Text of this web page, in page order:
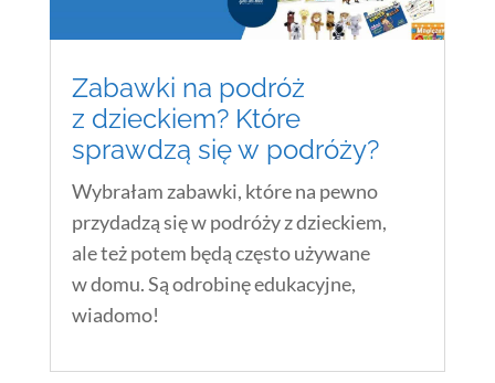
Zabawki na podróż
z dzieckiem? Które
sprawdzą się w podróży?
Wybrałam zabawki, które na pewno
przydadzą się w podróży z dzieckiem,
ale też potem będą często używane
w domu. Są odrobinę edukacyjne,
wiadomo!